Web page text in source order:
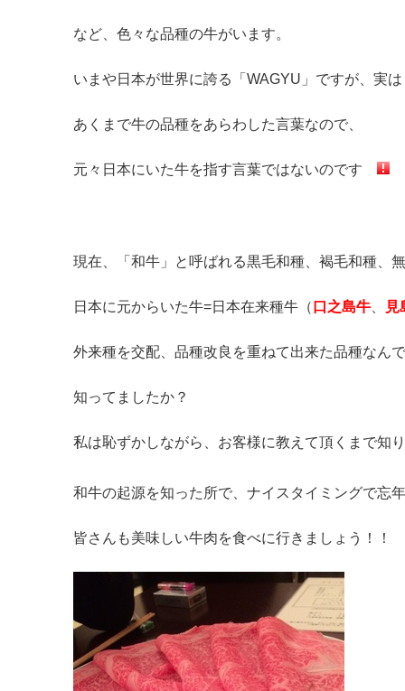
など、色々な品種の牛がいます。
いまや日本が世界に誇る「WAGYU」ですが、実
あくまで牛の品種をあらわした言葉なので、
元々日本にいた牛を指す言葉ではないのです
現在、「和牛」と呼ばれる黒毛和種、褐毛和種、
日本に元からいた牛=日本在来種牛（ 口之島牛 見
外来種を交配、品種改良を重ねて出来た品種なん
知ってましたか？
私は恥ずかしながら、お客様に教えて頂くまで知
和牛の起源を知った所で、ナイスタイミングで
皆さんも美味しい牛肉を食べに行きましょう！！